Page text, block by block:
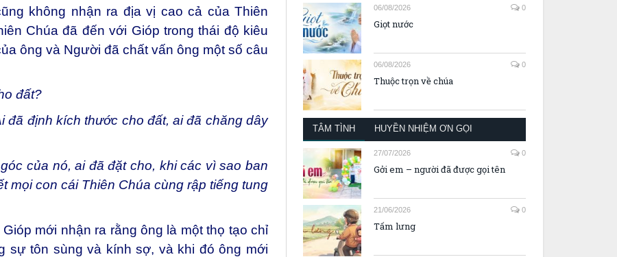
không nhận ra địa vị cao cả của Thiên
Chúa đã đến với Gióp trong thái độ kiêu
ông và Người đã chất vấn ông một số câu
đất?
đã định kích thước cho đất, ai đã chăng dây
của nó, ai đã đặt cho, khi các vì sao ban
mọi con cái Thiên Chúa cùng rập tiếng tung
mới nhận ra rằng ông là một thọ tạo chỉ
sự tôn sùng và kính sợ, và khi đó ông mới
06/08/2026 0
Giọt nước
06/08/2026 0
Thuộc trọn về chúa
TÂM TÌNH HUYỀN NHIỆM ƠN GỌI
27/07/2026 0
Gởi em – người đã được gọi tên
21/06/2026 0
Tấm lưng